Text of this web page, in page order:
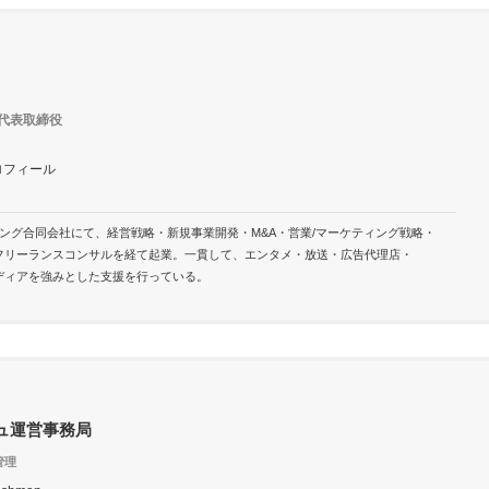
表取締役
フィール
グ合同会社にて、経営戦略・新規事業開発・M&A・営業/マーケティング戦略・
ーランスコンサルを経て起業。一貫して、エンタメ・放送・広告代理店・
アを強みとした支援を行っている。
運営事務局
理